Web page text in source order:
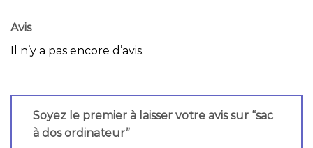
Avis
Il n’y a pas encore d’avis.
Soyez le premier à laisser votre avis sur “sac
à dos ordinateur”